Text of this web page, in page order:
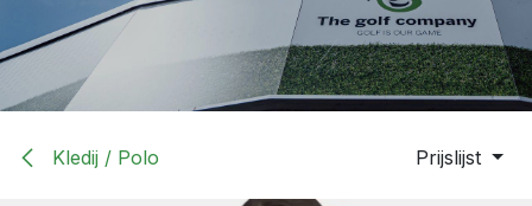
Kledij / Polo Prijslijst